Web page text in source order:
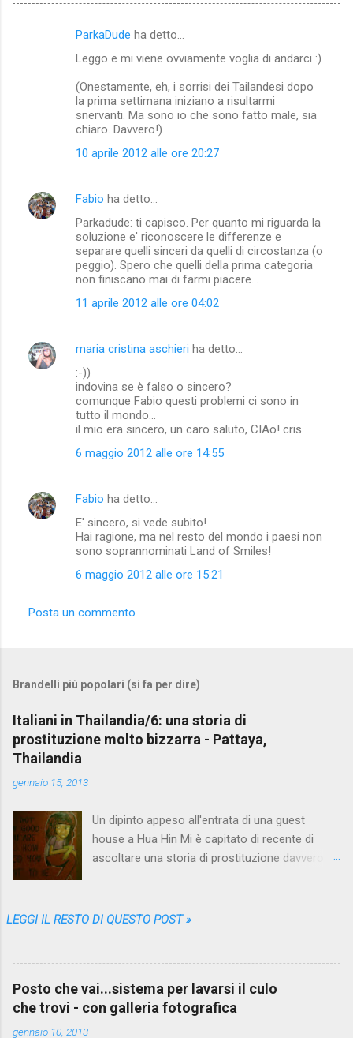
i
ParkaDude ha detto…
Leggo e mi viene ovviamente voglia di andarci :)
(Onestamente, eh, i sorrisi dei Tailandesi dopo
la prima settimana iniziano a risultarmi
snervanti. Ma sono io che sono fatto male, sia
chiaro. Davvero!)
10 aprile 2012 alle ore 20:27
Fabio ha detto…
Parkadude: ti capisco. Per quanto mi riguarda la
soluzione e' riconoscere le differenze e
separare quelli sinceri da quelli di circostanza (o
peggio). Spero che quelli della prima categoria
non finiscano mai di farmi piacere...
11 aprile 2012 alle ore 04:02
maria cristina aschieri ha detto…
:-))
indovina se è falso o sincero?
comunque Fabio questi problemi ci sono in
tutto il mondo...
il mio era sincero, un caro saluto, CIAo! cris
6 maggio 2012 alle ore 14:55
Fabio ha detto…
E' sincero, si vede subito!
Hai ragione, ma nel resto del mondo i paesi non
sono soprannominati Land of Smiles!
6 maggio 2012 alle ore 15:21
Posta un commento
Brandelli più popolari (si fa per dire)
Italiani in Thailandia/6: una storia di
prostituzione molto bizzarra - Pattaya,
Thailandia
gennaio 15, 2013
Un dipinto appeso all'entrata di una guest
house a Hua Hin Mi è capitato di recente di
ascoltare una storia di prostituzione davvero
genere, che nei vari mesi trascorsi lì me ne ha
questa non l'avevo mai sentita. Il protagonista
anonimo, un puttaniere italiano in età avanzata
LEGGI IL RESTO DI QUESTO POST »
Posto che vai...sistema per lavarsi il culo
che trovi - con galleria fotografica
gennaio 10, 2013